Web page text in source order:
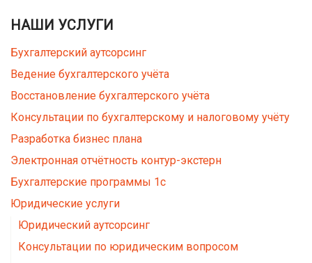
НАШИ УСЛУГИ
Бухгалтерский аутсорсинг
Ведение бухгалтерского учёта
Восстановление бухгалтерского учёта
Консультации по бухгалтерскому и налоговому учёту
Разработка бизнес плана
Электронная отчётность контур-экстерн
Бухгалтерские программы 1с
Юридические услуги
Юридический аутсорсинг
Консультации по юридическим вопросом